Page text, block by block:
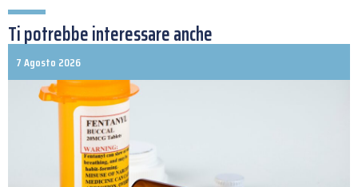
Ti potrebbe interessare anche
7 Agosto 2026